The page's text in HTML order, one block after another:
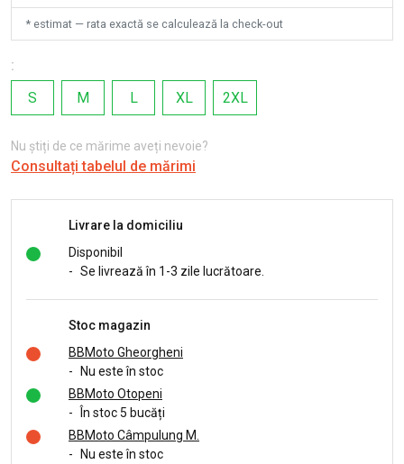
* estimat — rata exactă se calculează la check-out
:
S
M L XL 2XL
Nu știți de ce mărime aveți nevoie?
Consultați tabelul de mărimi
Livrare la domiciliu
Disponibil
- Se livrează în 1-3 zile lucrătoare.
Stoc magazin
BBMoto Gheorgheni
-
Nu este în stoc
BBMoto Otopeni
-
În stoc 5 bucăți
BBMoto Câmpulung M.
-
Nu este în stoc